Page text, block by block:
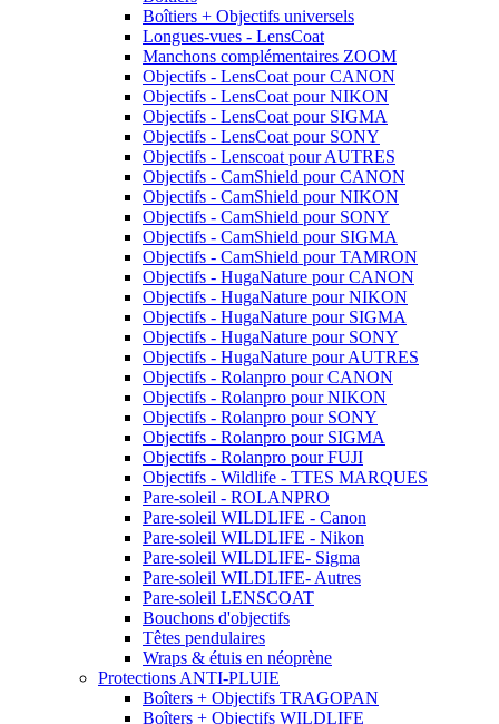
Boîtiers + Objectifs universels
Longues-vues - LensCoat
Manchons complémentaires ZOOM
Objectifs - LensCoat pour CANON
Objectifs - LensCoat pour NIKON
Objectifs - LensCoat pour SIGMA
Objectifs - LensCoat pour SONY
Objectifs - Lenscoat pour AUTRES
Objectifs - CamShield pour CANON
Objectifs - CamShield pour NIKON
Objectifs - CamShield pour SONY
Objectifs - CamShield pour SIGMA
Objectifs - CamShield pour TAMRON
Objectifs - HugaNature pour CANON
Objectifs - HugaNature pour NIKON
Objectifs - HugaNature pour SIGMA
Objectifs - HugaNature pour SONY
Objectifs - HugaNature pour AUTRES
Objectifs - Rolanpro pour CANON
Objectifs - Rolanpro pour NIKON
Objectifs - Rolanpro pour SONY
Objectifs - Rolanpro pour SIGMA
Objectifs - Rolanpro pour FUJI
Objectifs - Wildlife - TTES MARQUES
Pare-soleil - ROLANPRO
Pare-soleil WILDLIFE - Canon
Pare-soleil WILDLIFE - Nikon
Pare-soleil WILDLIFE- Sigma
Pare-soleil WILDLIFE- Autres
Pare-soleil LENSCOAT
Bouchons d'objectifs
Têtes pendulaires
Wraps & étuis en néoprène
Protections ANTI-PLUIE
Boîters + Objectifs TRAGOPAN
Boîters + Objectifs WILDLIFE